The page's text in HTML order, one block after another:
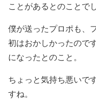
ことがあるとのことでし
僕が送ったプロポも、
初はおかしかったので
になったとのこと。
ちょっと気持ち悪いで
すね。